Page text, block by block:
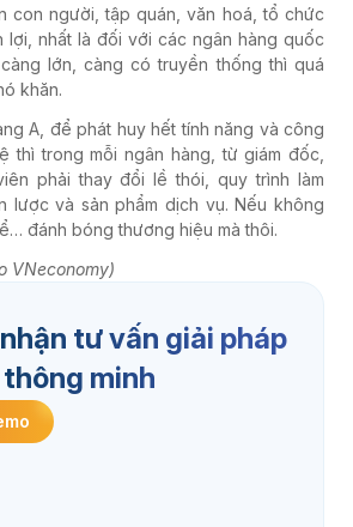
con người, tập quán, văn hoá, tổ chức
nhất là đối với các ngân hàng quốc
lớn, càng có truyền thống thì quá
khăn.
A, để phát huy hết tính năng và công
thì trong mỗi ngân hàng, từ giám đốc,
phải thay đổi lề thói, quy trình làm
lược và sản phẩm dịch vụ. Nếu không
đánh bóng thương hiệu mà thôi.
VNeconomy)
tư vấn giải pháp
minh